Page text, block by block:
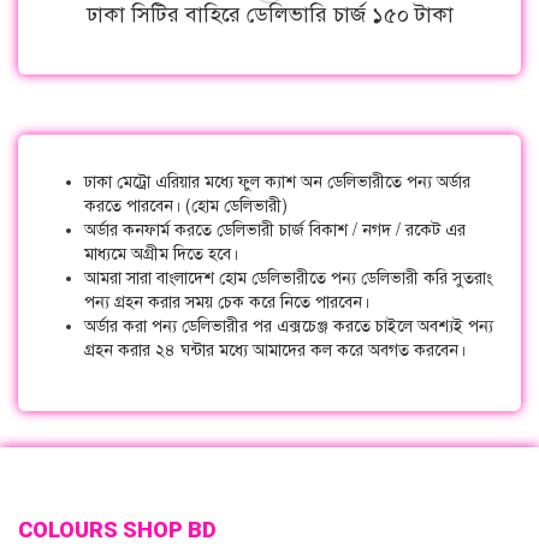
ঢাকা সিটির বাহিরে ডেলিভারি চার্জ ১৫০ টাকা
ঢাকা মেট্রো এরিয়ার মধ্যে ফুল ক্যাশ অন ডেলিভারীতে পন্য অর্ডার
করতে পারবেন। (হোম ডেলিভারী)
অর্ডার কনফার্ম করতে ডেলিভারী চার্জ বিকাশ / নগদ / রকেট এর
মাধ্যমে অগ্রীম দিতে হবে।
আমরা সারা বাংলাদেশ হোম ডেলিভারীতে পন্য ডেলিভারী করি সুতরাং
পন্য গ্রহন করার সময় চেক করে নিতে পারবেন।
অর্ডার করা পন্য ডেলিভারীর পর এক্সচেঞ্জ করতে চাইলে অবশ্যই পন্য
গ্রহন করার ২৪ ঘন্টার মধ্যে আমাদের কল করে অবগত করবেন।
COLOURS SHOP BD